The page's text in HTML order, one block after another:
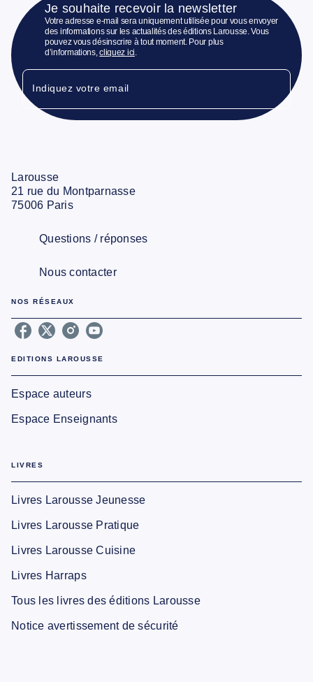
Je souhaite recevoir la newsletter
Votre adresse e-mail sera uniquement utilisée pour vous envoyer
des informations sur les actualités des éditions Larousse. Vous
pouvez vous désinscrire à tout moment. Pour plus
d’informations,cliquez ici
Indiquez votre email
Larousse
21 rue du Montparnasse
75006 Paris
Questions / réponses
Nous contacter
NOS RÉSEAUX
EDITIONS LAROUSSE
Espace auteurs
Espace Enseignants
LIVRES
Livres Larousse Jeunesse
Livres Larousse Pratique
Livres Larousse Cuisine
Livres Harraps
Tous les livres des éditions Larousse
Notice avertissement de sécurité